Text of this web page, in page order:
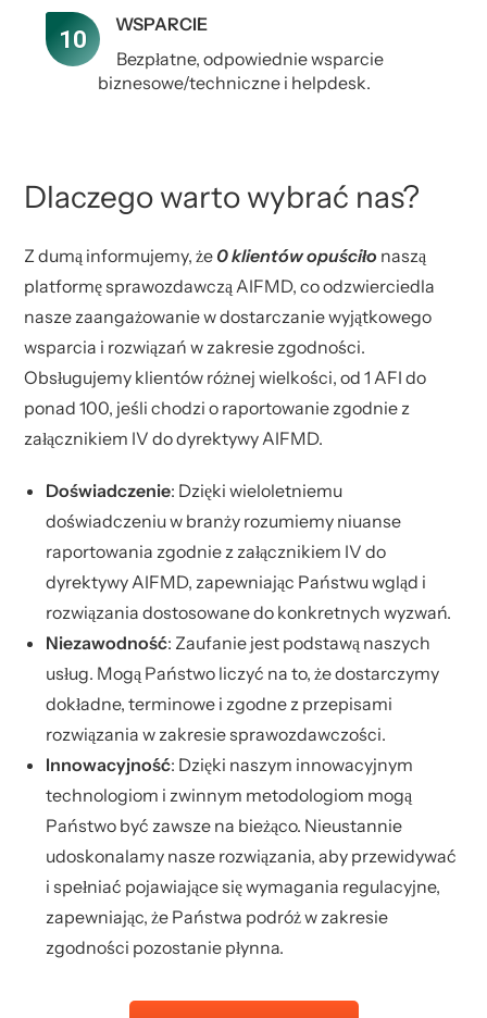
WSPARCIE
Bezpłatne, odpowiednie wsparcie
biznesowe/techniczne i helpdesk.
Dlaczego warto wybrać nas?
Z dumą informujemy, że 0 klientów opuściło naszą
platformę sprawozdawczą AIFMD, co odzwierciedla
nasze zaangażowanie w dostarczanie wyjątkowego
wsparcia i rozwiązań w zakresie zgodności.
Obsługujemy klientów różnej wielkości, od 1 AFI do
ponad 100, jeśli chodzi o raportowanie zgodnie z
załącznikiem IV do dyrektywy AIFMD.
Doświadczenie: Dzięki wieloletniemu
doświadczeniu w branży rozumiemy niuanse
raportowania zgodnie z załącznikiem IV do
dyrektywy AIFMD, zapewniając Państwu wgląd i
rozwiązania dostosowane do konkretnych wyzwań.
Niezawodność: Zaufanie jest podstawą naszych
usług. Mogą Państwo liczyć na to, że dostarczymy
dokładne, terminowe i zgodne z przepisami
rozwiązania w zakresie sprawozdawczości.
Innowacyjność: Dzięki naszym innowacyjnym
technologiom i zwinnym metodologiom mogą
Państwo być zawsze na bieżąco. Nieustannie
udoskonalamy nasze rozwiązania, aby przewidywać
i spełniać pojawiające się wymagania regulacyjne,
zapewniając, że Państwa podróż w zakresie
zgodności pozostanie płynna.